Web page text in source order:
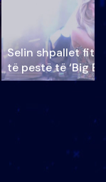
Selin shpallet
të pestë të ‘Big